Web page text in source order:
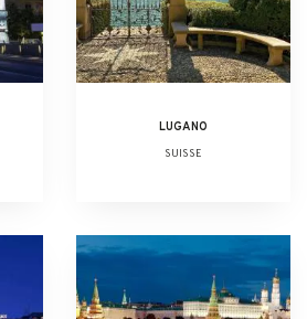
LUGANO
SUISSE